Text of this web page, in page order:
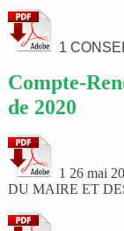
1
Compte-
de 2020
1 26 mai
DU MAIRE ET